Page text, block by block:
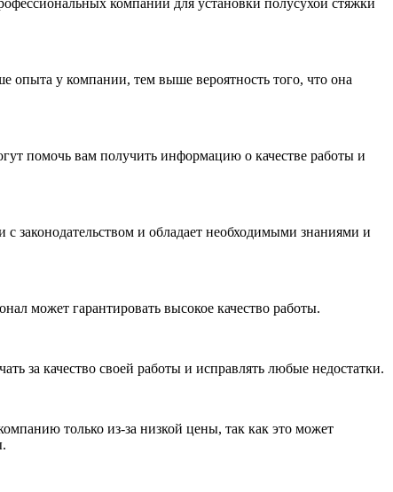
компаний для установки полусухой стяжки
опыта у компании, тем выше вероятность того, что она
помочь вам получить информацию о качестве работы и
с законодательством и обладает необходимыми знаниями и
может гарантировать высокое качество работы.
за качество своей работы и исправлять любые недостатки.
только из-за низкой цены, так как это может